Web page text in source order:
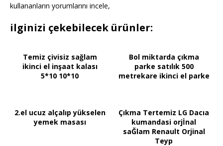
kullananların yorumlarını incele,
ilginizi çekebilecek ürünler:
Temiz çivisiz sağlam
ikinci el inşaat kalası
5*10 10*10
Bol miktarda çıkma
parke satılık 500
metrekare ikinci el parke
2.el ucuz alçalıp yükselen
yemek masası
Çıkma Tertemiz LG Dacıa
kumandasi orjİnal
saĞlam Renault Orjinal
Teyp